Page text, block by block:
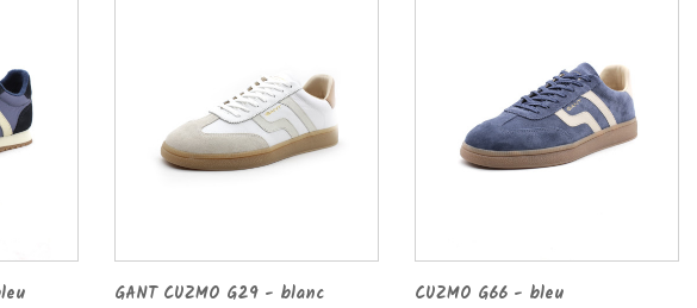
GANT CUZMO G29 - blanc CUZMO G66 - bleu